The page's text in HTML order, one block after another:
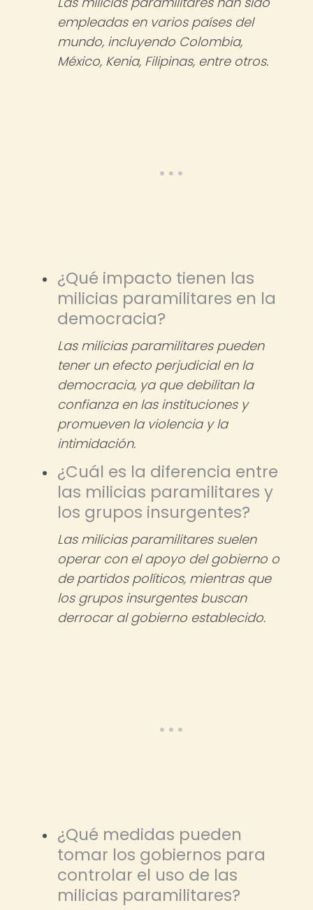
empleadas en varios países del
mundo, incluyendo Colombia,
México, Kenia, Filipinas, entre otros.
¿Qué impacto tienen las
milicias paramilitares en la
democracia?
Las milicias paramilitares pueden
tener un efecto perjudicial en la
democracia, ya que debilitan la
confianza en las instituciones y
promueven la violencia y la
intimidación.
¿Cuál es la diferencia entre
las milicias paramilitares y
los grupos insurgentes?
Las milicias paramilitares suelen
operar con el apoyo del gobierno o
de partidos políticos, mientras que
los grupos insurgentes buscan
derrocar al gobierno establecido.
¿Qué medidas pueden
tomar los gobiernos para
controlar el uso de las
milicias paramilitares?